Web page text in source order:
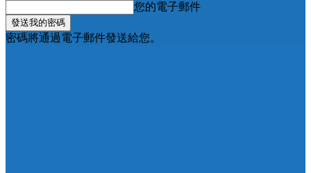
您的電子郵件
密碼將通過電子郵件發送給您。